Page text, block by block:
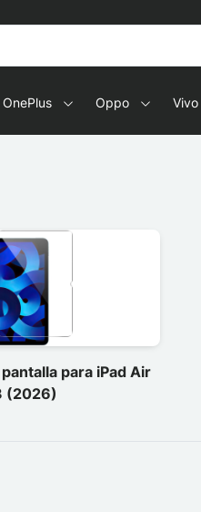
OnePlus Oppo Vivo
para iPad Air
(2026)